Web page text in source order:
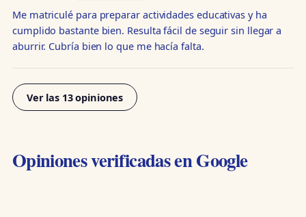
Me matriculé para preparar actividades educativas y ha
cumplido bastante bien. Resulta fácil de seguir sin llegar a
aburrir. Cubría bien lo que me hacía falta.
Ver las 13 opiniones
Opiniones verificadas en Google